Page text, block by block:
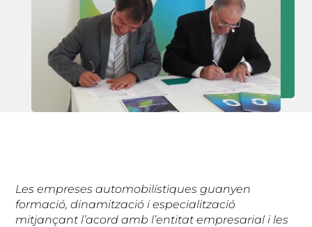
Les empreses automobilístiques guanyen
formació, dinamització i especialització
mitjançant l’acord amb l’entitat empresarial i les